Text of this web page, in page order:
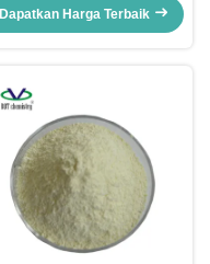
CAS 65447-77-0
Dapatkan Harga Terbaik